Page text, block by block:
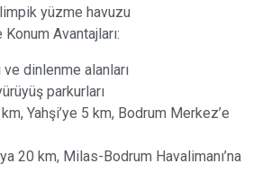
yüzme havuzu
Avantajları:
ve dinlenme alanları
parkurları
Yahşi’ye 5 km, Bodrum Merkez’e
20 km, Milas-Bodrum Havalimanı’na